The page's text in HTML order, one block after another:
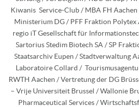
Kiwanis Service-Club / MBA FH Aachen
Ministerium DG / PFF Fraktion Polytex
regio iT Gesellschaft für
Sartorius Stedim Biotech SA / SP
Staatsarchiv Eupen / Stadtverwaltung
Laboratoire Collard /
RWTH Aachen / Vertretung der DG
– Vrije Universiteit Brussel / Wallonie
Pharmaceutical Services /